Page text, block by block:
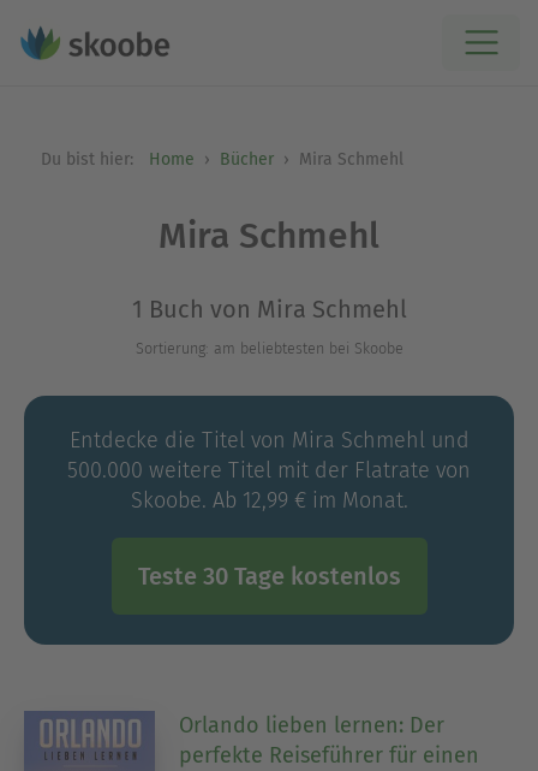
Du bist hier: Home Bücher Mira Schmehl
Mira Schmehl
1 Buch von Mira Schmehl
Sortierung: am beliebtesten bei Skoobe
Entdecke die Titel von Mira Schmehl und
500.000 weitere Titel mit der Flatrate von
Skoobe. Ab 12,99 € im Monat.
Teste 30 Tage kostenlos
Orlando lieben lernen: Der
perfekte Reiseführer für einen